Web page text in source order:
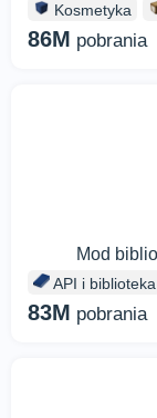
Kosmetyka
86M pobrania
Mod
API i biblioteka
83M pobrania